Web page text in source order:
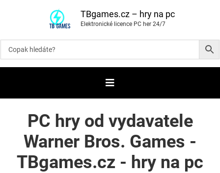
o
i
t
b
TBgames.cz – hry na pc
Elektronické licence PC her 24/7
PC hry od vydavatele
Warner Bros. Games -
TBgames.cz - hry na pc